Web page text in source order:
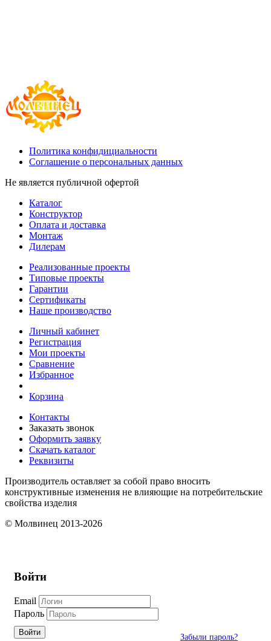
Политика конфидициальности
Соглашение о персональных данных
Не является публичной офертой
Каталог
Конструктор
Оплата и доставка
Монтаж
Дилерам
Реализованные проекты
Типовые проекты
Гарантии
Сертификаты
Наше производство
Личный кабинет
Регистрация
Мои проекты
Сравнение
Избранное
Корзина
Контакты
Заказать звонок
Оформить заявку
Скачать каталог
Реквизиты
Производитель оставляет за собой право вносить
конструктивные изменения не влияющие на потребительские
свойства изделия
© Молвинец 2013-2026
Войти
Email
Пароль
Войти
Забыли пароль?